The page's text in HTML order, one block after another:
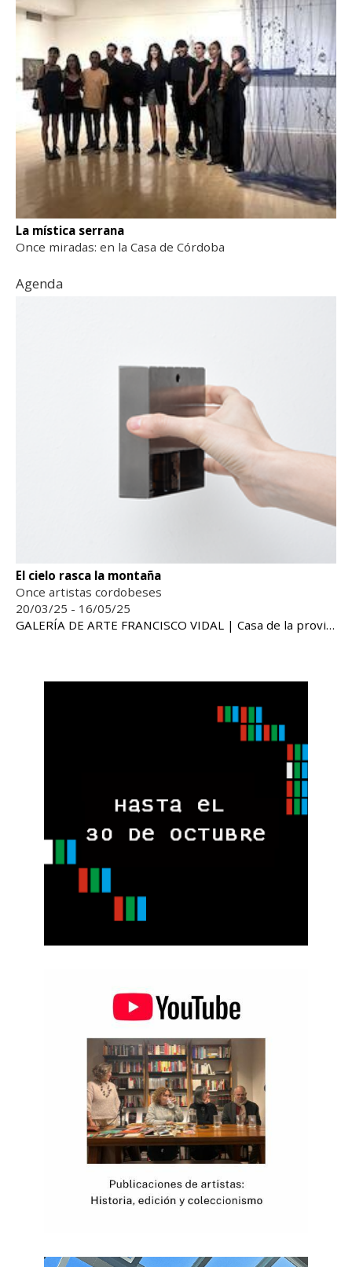
La mística serrana
Once miradas: en la Casa de Córdoba
Agenda
El cielo rasca la montaña
Once artistas cordobeses
20/03/25 - 16/05/25
GALERÍA DE ARTE FRANCISCO VIDAL | Casa de la provincia de Córdoba